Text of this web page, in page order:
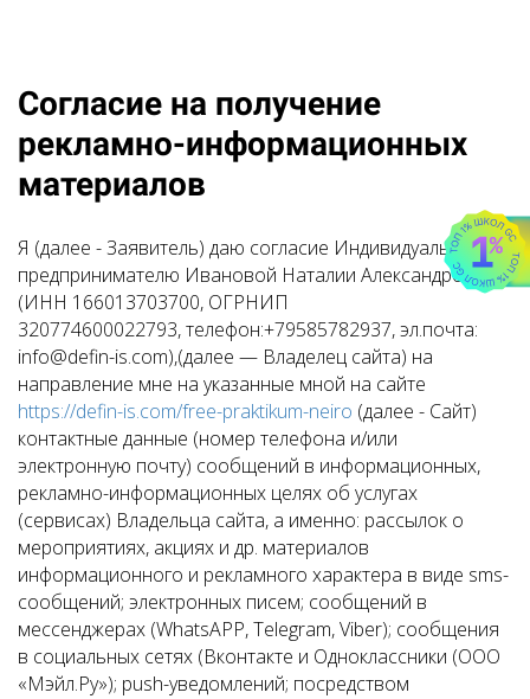
Согласие на получение
рекламно-информационных
материалов
Я (далее - Заявитель) даю согласие Индивидуальному
предпринимателю Ивановой Наталии Александровне
(ИНН 166013703700, ОГРНИП
320774600022793, телефон:+79585782937, эл.почта:
info@defin-is.com),(далее — Владелец сайта) на
направление мне на указанные мной на сайте
https://defin-is.com/free-praktikum-neiro (далее - Сайт)
контактные данные (номер телефона и/или
электронную почту) сообщений в информационных,
рекламно-информационных целях об услугах
(сервисах) Владельца сайта, а именно: рассылок о
мероприятиях, акциях и др. материалов
информационного и рекламного характера в виде sms-
сообщений; электронных писем; сообщений в
мессенджерах (WhatsAPP, Telegram, Viber); сообщения
в социальных сетях (Вконтакте и Одноклассники (ООО
«Мэйл.Ру»); push-уведомлений; посредством